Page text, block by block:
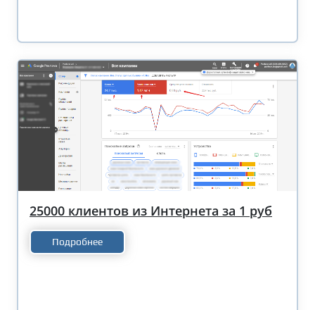
25000 клиентов из Интернета за 1 руб
Подробнее